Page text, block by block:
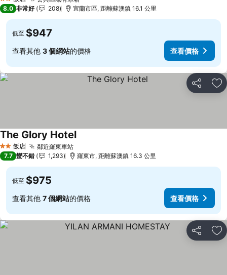
2 星級
8.0 非常好 208 宜蘭市區, 距離蘇澳鎮 16.1 公里
低至 $947
查看其他 3 個網站的價格 查看價格
分享 加
2 星級飯店 鄰近羅東車站查看價格
The Glory Hotel查看價格
7.7 蠻不錯 1,293 羅東市, 距離蘇澳鎮 16.3 公里
低至 $975
查看其他 7 個網站的價格 查看價格
分享 加